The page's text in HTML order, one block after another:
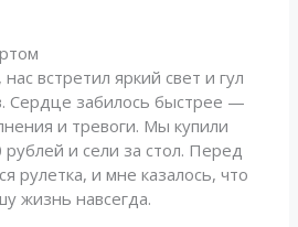
встретил яркий свет и гул
Сердце забилось быстрее —
и тревоги. Мы купили
и сели за стол. Перед
рулетка, и мне казалось, что
жизнь навсегда.